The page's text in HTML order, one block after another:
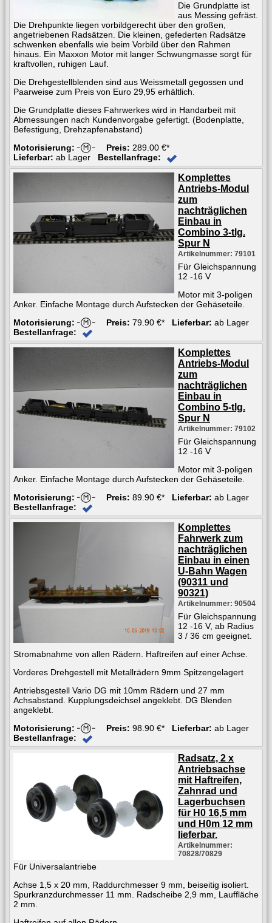
Die Grundplatte ist
aus Messing gefräst.
Die Drehpunkte liegen vorbildgerecht über den großen,
angetriebenen Radsätzen. Die kleinen, gefederten Radsätze
schwenken ebenfalls wie beim Vorbild über den Rahmen
hinaus. Ein Maxxon Motor mit langer Schwungmasse sorgt für
kraftvollen, ruhigen Lauf.
Die Drehgestellblenden sind aus Weissmetall gegossen und
Paarweise zum Preis von Euro 29,95 erhältlich.
Die Grundplatte dieses Fahrwerkes wird in Handarbeit mit
Abmessungen nach Kundenvorgabe gefertigt. (Bodenplatte,
Befestigung, Drehzapfenabstand)
Motorisierung:
Preis: 289.00 €*
Lieferbar: ab Lager Bestellanfrage:
Komplettes
Antriebs-Modul
zum
nachträglichen
Einbau in
Combino 3-tlg.
Spur N
Artikelnummer: 79101
Für Gleichspannung
12 -16 V
Motor mit 3-poligen
Anker. Einfache Montage durch Aufstecken der Gehäseteile.
Motorisierung:
Preis: 79.90 €* Lieferbar: ab Lager
Bestellanfrage:
Komplettes
Antriebs-Modul
zum
nachträglichen
Einbau in
Combino 5-tlg.
Spur N
Artikelnummer: 79102
Für Gleichspannung
12 -16 V
Motor mit 3-poligen
Anker. Einfache Montage durch Aufstecken der Gehäseteile.
Motorisierung:
Preis: 89.90 €* Lieferbar: ab Lager
Bestellanfrage:
Komplettes
Fahrwerk zum
nachträglichen
Einbau in einen
U-Bahn Wagen
(90311 und
90321)
Artikelnummer: 90504
Für Gleichspannung
12 -16 V, ab Radius
3 / 36 cm geeignet.
Stromabnahme von allen Rädern. Haftreifen auf einer Achse.
Vorderes Drehgestell mit Metallrädern 9mm Spitzengelagert
Antriebsgestell Vario DG mit 10mm Rädern und 27 mm
Achsabstand. Kupplungsdeichsel angeklebt. DG Blenden
angeklebt.
Motorisierung:
Preis: 98.90 €* Lieferbar: ab Lager
Bestellanfrage:
Radsatz, 2 x
Antriebsachse
mit Haftreifen,
Zahnrad und
Lagerbuchsen
für H0 16,5 mm
und H0m 12 mm
lieferbar.
Artikelnummer:
70828/70829
Für Universalantriebe
Achse 1,5 x 20 mm, Raddurchmesser 9 mm, beiseitig isoliert.
Spurkranzdurchmesser 11 mm. Radscheibe 2,9 mm, Lauffläche
2 mm.